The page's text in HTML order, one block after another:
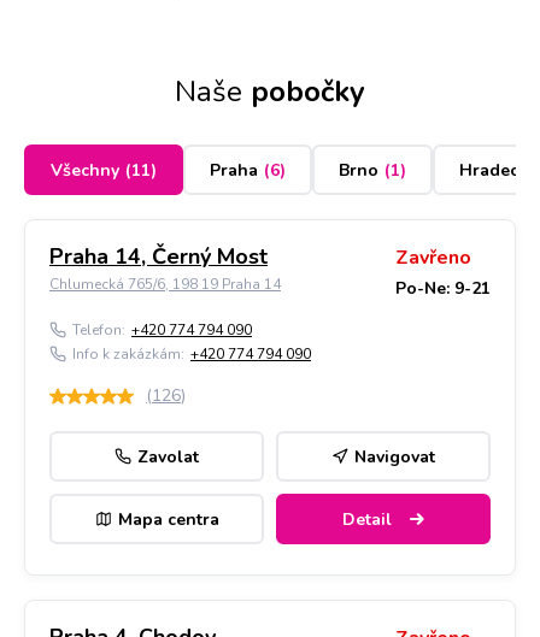
Naše pobočky
Všechny (11) Praha (6) Brno (1) Hradec
Praha 14, Černý Most
Chlumecká 765/6, 198 19 Praha 14
Zavřeno
Po-Ne: 9-21
Telefon: +420 774 794 090
Info k zakázkám: +420 774 794 090
(126)
Zavolat Navigovat
Mapa centra Detail